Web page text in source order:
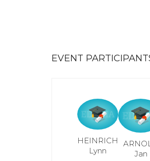
EVENT
HEINRICH
Lynn
Jan